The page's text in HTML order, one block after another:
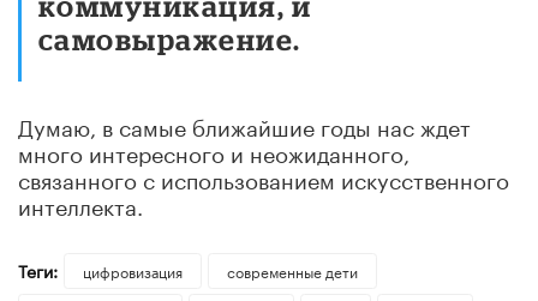
самовыражение.
Думаю, в самые ближайшие годы нас ждет
много интересного и неожиданного,
связанного с использованием искусственного
интеллекта.
Теги: цифровизация
современные дети